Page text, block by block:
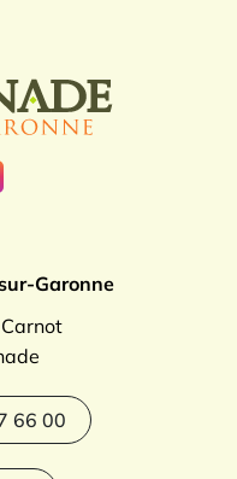
le compte Facebook
vers le compte
Garonne
66 00